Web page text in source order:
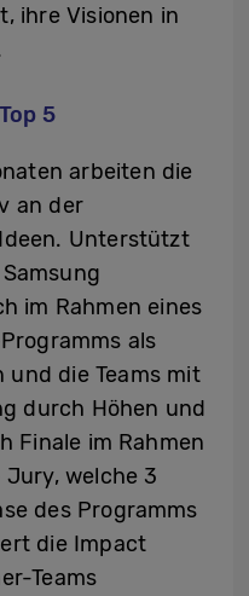
ihre Visionen in
5
arbeiten die
an der
Unterstützt
im Rahmen eines
als
die Teams mit
durch Höhen und
Finale im Rahmen
welche 3
des Programms
die Impact
Teams